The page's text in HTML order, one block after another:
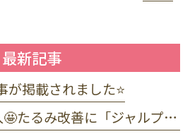
最新記事
が掲載されました⭐️
ジャルプロ新規導入🤩たるみ改善に「ジャルプロ・スーパーハイドロ」💉目元のくま・小じわに「ジャルプロヤングアイ」👀